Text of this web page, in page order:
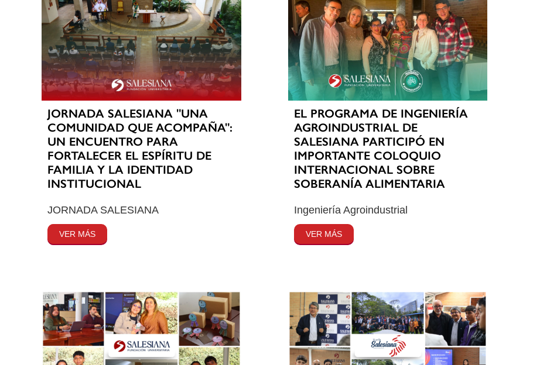
JORNADA SALESIANA "UNA
COMUNIDAD QUE ACOMPAÑA":
UN ENCUENTRO PARA
FORTALECER EL ESPÍRITU DE
FAMILIA Y LA IDENTIDAD
INSTITUCIONAL
JORNADA SALESIANA
VER MÁS
EL PROGRAMA DE INGENIERÍA
AGROINDUSTRIAL DE
SALESIANA PARTICIPÓ EN
IMPORTANTE COLOQUIO
INTERNACIONAL SOBRE
SOBERANÍA ALIMENTARIA
Ingeniería Agroindustrial
VER MÁS